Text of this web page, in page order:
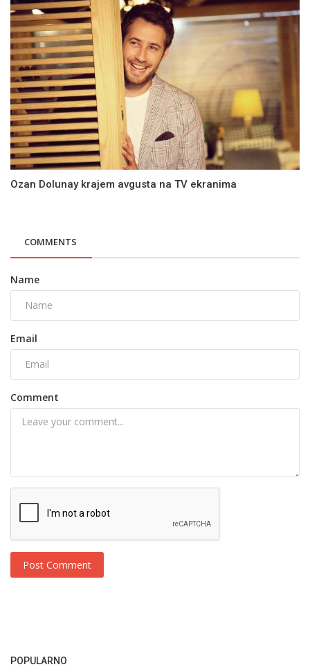
Ozan Dolunay krajem avgusta na TV ekranima
COMMENTS
Name
Email
Comment
Post Comment
POPULARNO